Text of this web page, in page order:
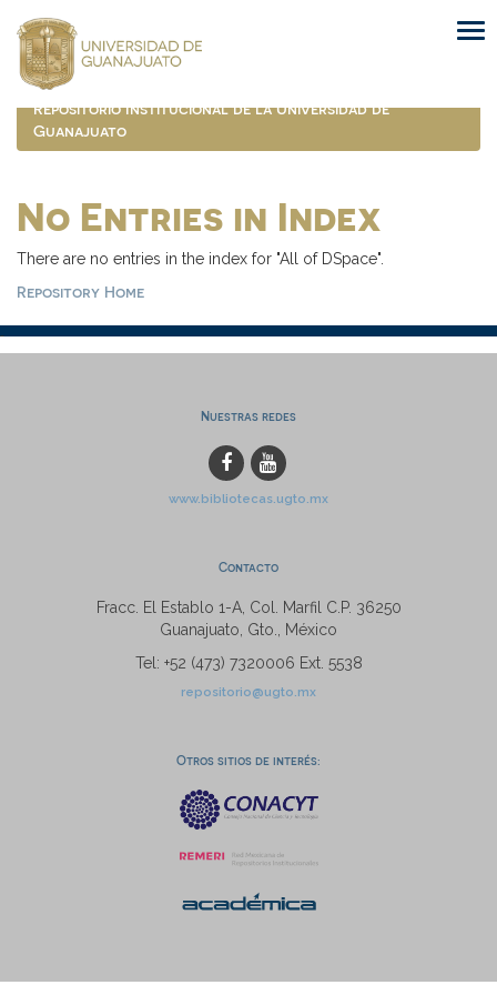
navigation
Repositorio Institucional de la Universidad de
Guanajuato
No Entries in Index
There are no entries in the index for "All of DSpace".
Repository Home
Nuestras redes
www.bibliotecas.ugto.mx
Contacto
Fracc. El Establo 1-A, Col. Marfil C.P. 36250
Guanajuato, Gto., México
Tel: +52 (473) 7320006 Ext. 5538
repositorio@ugto.mx
Otros sitios de interés: